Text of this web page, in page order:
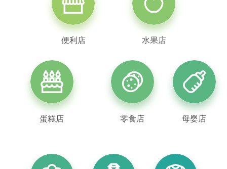
便利店 水果店
蛋糕店 零食店 母婴店